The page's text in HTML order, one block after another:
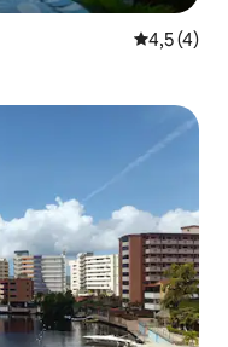
4,5 (4)